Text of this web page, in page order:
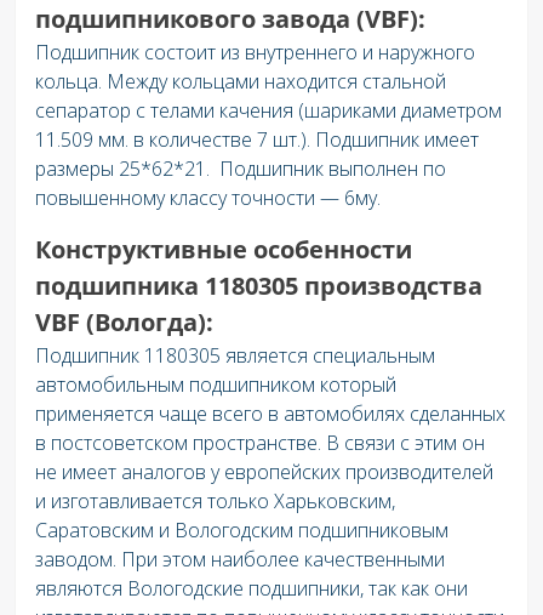
подшипникового завода (VBF):
Подшипник состоит из внутреннего и наружного
кольца. Между кольцами находится стальной
сепаратор с телами качения (шариками диаметром
11.509 мм. в количестве 7 шт.). Подшипник имеет
размеры 25*62*21. Подшипник выполнен по
повышенному классу точности — 6му.
Конструктивные особенности
подшипника 1180305 производства
VBF (Вологда):
Подшипник 1180305 является специальным
автомобильным подшипником который
применяется чаще всего в автомобилях сделанных
в постсоветском пространстве. В связи с этим он
не имеет аналогов у европейских производителей
и изготавливается только Харьковским,
Саратовским и Вологодским подшипниковым
заводом. При этом наиболее качественными
являются Вологодские подшипники, так как они